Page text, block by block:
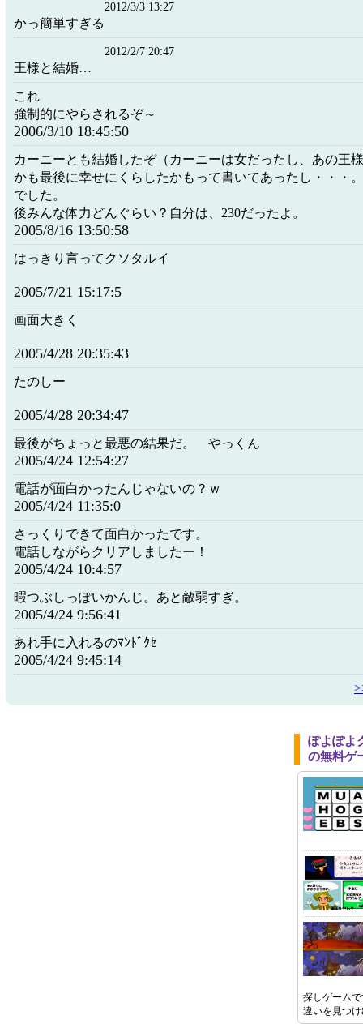
2012/3/3 13:27
かっ簡単すぎる
2012/2/7 20:47
王様と結婚…
これ
強制的にやらされるぞ～
2006/3/10 18:45:50
カーニーとも結婚したぞ（カーニーは女だったし、あの王
かも最後に幸せにくらしたかもって書いてあったし・・・
でした。
後みんな体力どんぐらい？自分は、230だったよ。
2005/8/16 13:50:58
はっきり言ってクソタルイ
2005/7/21 15:17:5
画面大きく
2005/4/28 20:35:43
たのしー
2005/4/28 20:34:47
最後がちょっと最悪の結果だ。 やっくん
2005/4/24 12:54:27
電話が面白かったんじゃないの？ｗ
2005/4/24 11:35:0
さっくりできて面白かったです。
電話しながらクリアしましたー！
2005/4/24 10:4:57
暇つぶしっぽいかんじ。あと敵弱すぎ。
2005/4/24 9:56:41
あれ手に入れるのﾏﾝﾄﾞｸｾ
2005/4/24 9:45:14
ぽよぽよ
の無料ゲ
探しゲーム
違いを見つ